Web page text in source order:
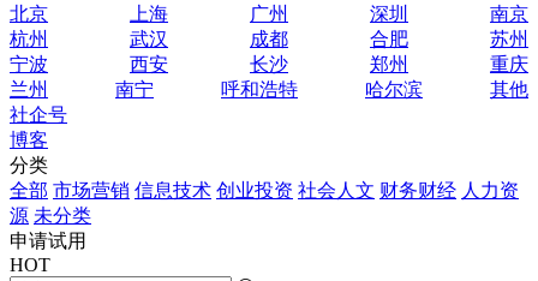
北京
上海 广州 深圳
南京
杭州
武汉 成都 合肥
苏州
宁波
西安 长沙 郑州
重庆
兰州
南宁 呼和浩特 哈尔滨
其他
社企号
博客
分类
全部 市场营销 信息技术 创业投资 社会人文 财务财经 人力资
源 未分类
申请试用
HOT